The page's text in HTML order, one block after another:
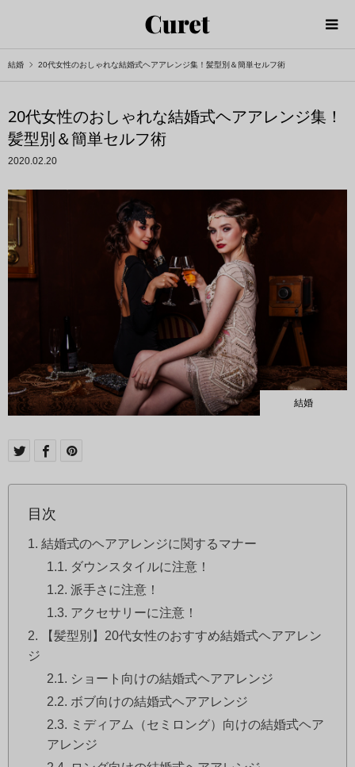
結婚 20代女性のおしゃれな結婚式ヘアアレンジ集！髪型別＆簡単セルフ術
20代女性のおしゃれな結婚式ヘアアレンジ集！
髪型別＆簡単セルフ術
2020.02.20
結婚
目次
結婚式のヘアアレンジに関するマナー
ダウンスタイルに注意！
派手さに注意！
アクセサリーに注意！
【髪型別】20代女性のおすすめ結婚式ヘアアレン
ジ
ショート向けの結婚式ヘアアレンジ
ボブ向けの結婚式ヘアアレンジ
ミディアム（セミロング）向けの結婚式ヘア
アレンジ